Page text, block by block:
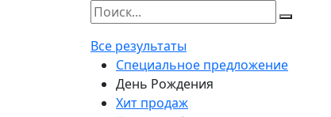
Все результаты
Специальное предложение
День Рождения
Хит продаж